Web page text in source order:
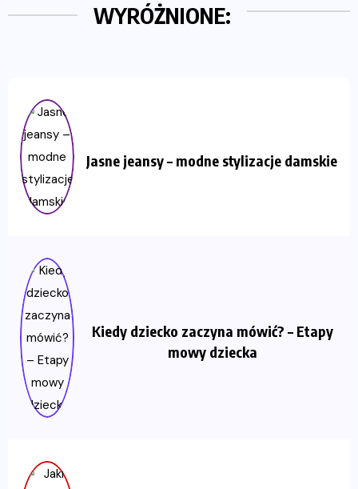
WYRÓŻNIONE:
Jasne jeansy – modne stylizacje damskie
Kiedy dziecko zaczyna mówić? – Etapy
mowy dziecka